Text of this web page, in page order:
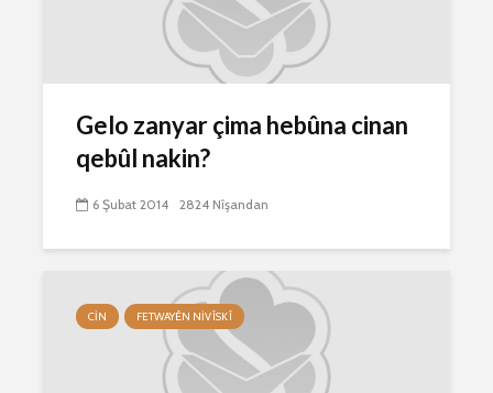
Gelo zanyar çima hebûna cinan
qebûl nakin?
6 Şubat 2014 2824 Nîşandan
CIN FETWAYÊN NIVÎSKÎ